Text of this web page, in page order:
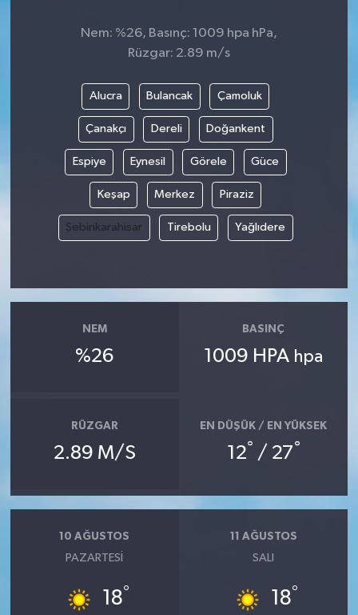
Nem: %26, Basınç: 1009 hpa hPa,
Rüzgar: 2.89 m/s
Alucra Bulancak Çamoluk
Çanakçı Dereli Doğankent
Espiye Eynesil Görele Güce
Keşap Merkez Piraziz
Şebinkarahisar Tirebolu Yağlıdere
NEM
%26
BASINÇ
1009 HPA hpa
RÜZGAR
2.89 M/S
EN DÜŞÜK / EN YÜKSEK
12° / 27°
10 AĞUSTOS
PAZARTESI
18°
11 AĞUSTOS
SALI
18°